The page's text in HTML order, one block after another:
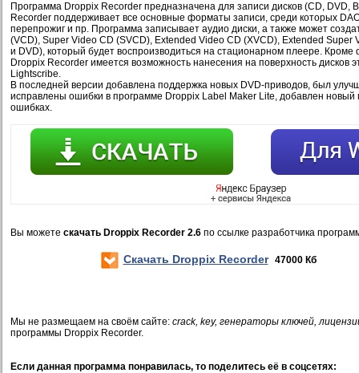
Программа Droppix Recorder предназначена для записи дисков (CD, DVD,
Recorder поддерживает все основные форматы записи, среди которых
перепрожиг и пр. Программа записывает аудио диски, а также может
(VCD), Super Video CD (SVCD), Extended Video CD (XVCD), Extended Super
и DVD), который будет воспроизводиться на стационарном плеере. Кроме
Droppix Recorder имеется возможность нанесения на поверхность дисков
Lightscribe.
В последней версии добавлена поддержка новых DVD-приводов, был
исправлены ошибки в программе Droppix Label Maker Lite, добавлен
ошибках.
Вы можете скачать Droppix Recorder 2.6 по ссылке разработчика
Скачать Droppix Recorder 47000 Кб
Мы не размещаем на своём сайте: crack, key, генераторы ключей,
программы Droppix Recorder.
Если данная программа понравилась, то поделитесь её в соцсетях: